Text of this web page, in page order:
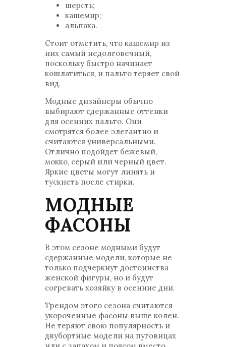
шерсть;
кашемир;
альпака.
Стоит отметить, что кашемир из
них самый недолговечный,
поскольку быстро начинает
кошлатиться, и пальто теряет свой
вид.
Модные дизайнеры обычно
выбирают сдержанные оттенки
для осенних пальто. Они
смотрятся более элегантно и
считаются универсальными.
Отлично подойдет бежевый,
мокко, серый или черный цвет.
Яркие цветы могут линять и
тускнеть после стирки.
МОДНЫЕ
ФАСОНЫ
В этом сезоне модными будут
сдержанные модели, которые не
только подчеркнут достоинства
женской фигуры, но и будут
согревать хозяйку в осенние дни.
Трендом этого сезона считаются
укороченные фасоны выше колен.
Не теряют свою популярность и
двубортные модели на пуговицах